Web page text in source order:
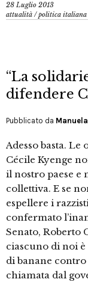
28 Luglio 2013
attualità /politica italiana
“La
difendere
Pubblicato da
Adesso basta.
Cécile Kyenge
il nostro paese e
collettiva. E se
espellere i
confermato
Senato, Roberto
ciascuno di noi
di banane
chiamata dal